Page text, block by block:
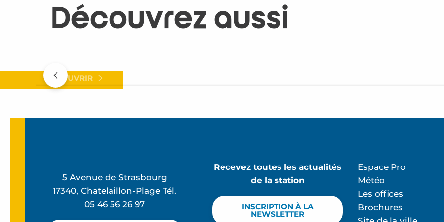
Découvrez aussi
DÉCOUVRIR
5 Avenue de Strasbourg
17340, Chatelaillon-Plage Tél.
05 46 56 26 97
Recevez toutes les actualités
de la station
INSCRIPTION À LA
NEWSLETTER
Espace Pro
Météo
Les offices
Brochures